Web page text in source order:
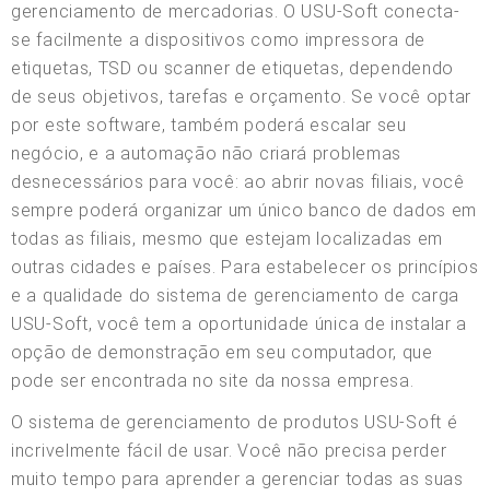
gerenciamento de mercadorias. O USU-Soft conecta-
se facilmente a dispositivos como impressora de
etiquetas, TSD ou scanner de etiquetas, dependendo
de seus objetivos, tarefas e orçamento. Se você optar
por este software, também poderá escalar seu
negócio, e a automação não criará problemas
desnecessários para você: ao abrir novas filiais, você
sempre poderá organizar um único banco de dados em
todas as filiais, mesmo que estejam localizadas em
outras cidades e países. Para estabelecer os princípios
e a qualidade do sistema de gerenciamento de carga
USU-Soft, você tem a oportunidade única de instalar a
opção de demonstração em seu computador, que
pode ser encontrada no site da nossa empresa.
O sistema de gerenciamento de produtos USU-Soft é
incrivelmente fácil de usar. Você não precisa perder
muito tempo para aprender a gerenciar todas as suas